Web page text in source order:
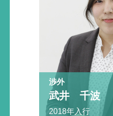
渉外
武井 千波
2018年入行